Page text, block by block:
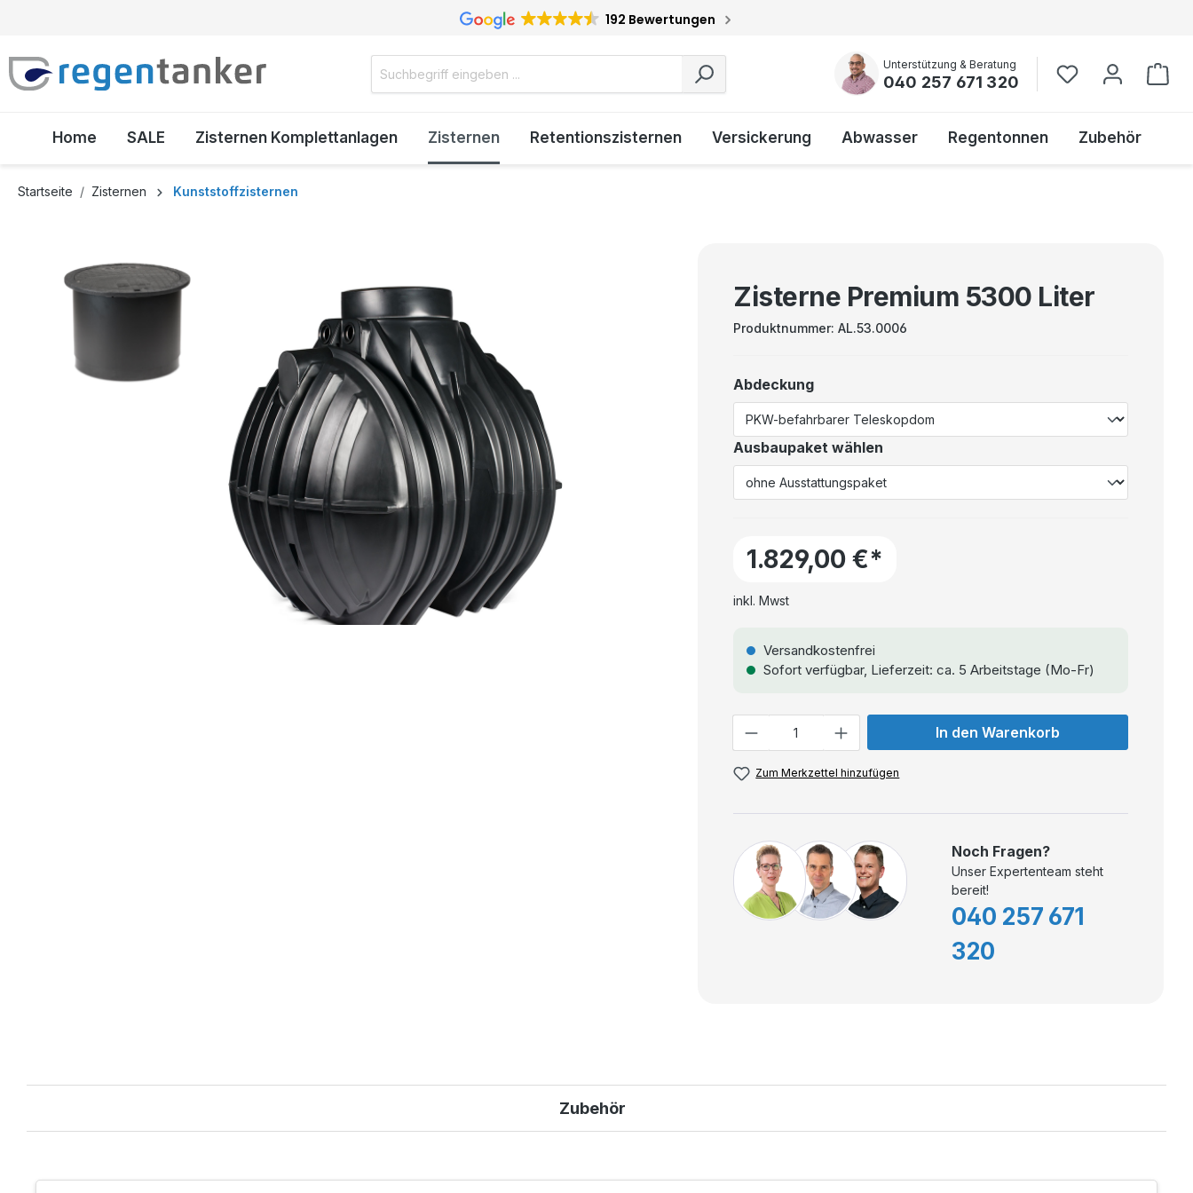
192 Bewertungen
Unterstützung & Beratung
040 257 671 320
Home SALE Zisternen Komplettanlagen Zisternen Retentionszisternen Versickerung Abwasser Regentonnen Zubehör
Startseite Zisternen Kunststoffzisternen
Zisterne Premium 5300 Liter
Produktnummer:AL.53.0006
Abdeckung
Ausbaupaket wählen
1.829,00 €*
inkl. Mwst
Versandkostenfrei
Sofort verfügbar, Lieferzeit: ca. 5 Arbeitstage (Mo-Fr)
In den Warenkorb
Zum Merkzettel hinzufügen
Noch Fragen?
Unser Expertenteam steht
bereit!
040 257 671
320
Zubehör